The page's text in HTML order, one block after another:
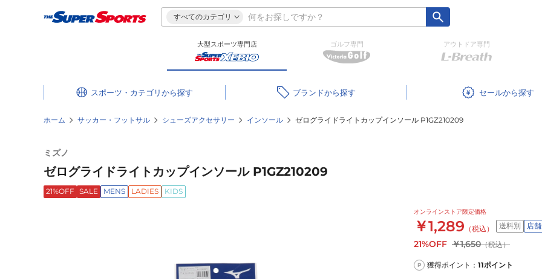
すべてのカテゴリ
大型スポーツ専門店 ゴルフ専門 アウトドア専門
スポーツ・カテゴリ ブランド セール
ホーム サッカー・フットサル シューズアクセサリー インソール ゼログライドライトカップインソール P1GZ210209
ミズノ
ゼログライドライトカップインソール P1GZ210209
21%OFF SALE MENS LADIES KIDS
オンラインストア限定価格
￥1,289 （税込） 送料別 店
21%OFF ￥1,650（税込）
P 獲得ポイント： 11ポイント